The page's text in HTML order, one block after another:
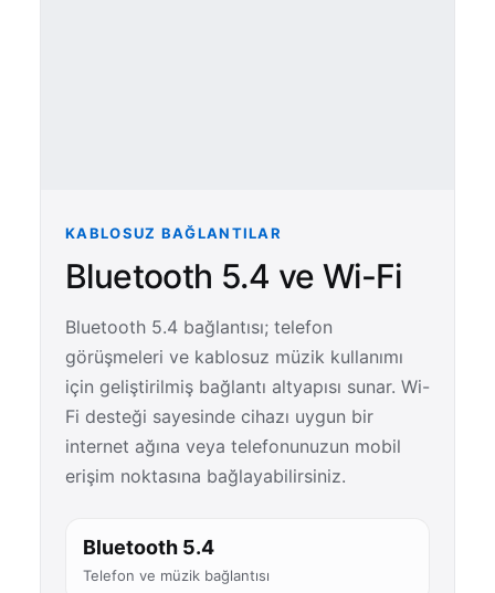
KABLOSUZ BAĞLANTILAR
Bluetooth 5.4 ve Wi-Fi
Bluetooth 5.4 bağlantısı; telefon
görüşmeleri ve kablosuz müzik kullanımı
için geliştirilmiş bağlantı altyapısı sunar. Wi-
Fi desteği sayesinde cihazı uygun bir
internet ağına veya telefonunuzun mobil
erişim noktasına bağlayabilirsiniz.
Bluetooth 5.4
Telefon ve müzik bağlantısı